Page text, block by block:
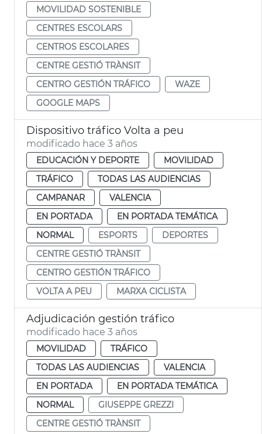
MOVILIDAD SOSTENIBLE
CENTRES ESCOLARS
CENTROS ESCOLARES
CENTRE GESTIÓ TRÀNSIT
CENTRO GESTIÓN TRÁFICO
WAZE
GOOGLE MAPS
Dispositivo tráfico Volta a peu
modificado hace 3 años
EDUCACIÓN Y DEPORTE
MOVILIDAD
TRÁFICO
TODAS LAS AUDIENCIAS
CAMPANAR
VALENCIA
EN PORTADA
EN PORTADA TEMÁTICA
NORMAL
ESPORTS
DEPORTES
CENTRE GESTIÓ TRÀNSIT
CENTRO GESTIÓN TRÁFICO
VOLTA A PEU
MARXA CICLISTA
Adjudicación gestión tráfico
modificado hace 3 años
MOVILIDAD
TRÁFICO
TODAS LAS AUDIENCIAS
VALENCIA
EN PORTADA
EN PORTADA TEMÁTICA
NORMAL
GIUSEPPE GREZZI
CENTRE GESTIÓ TRÀNSIT